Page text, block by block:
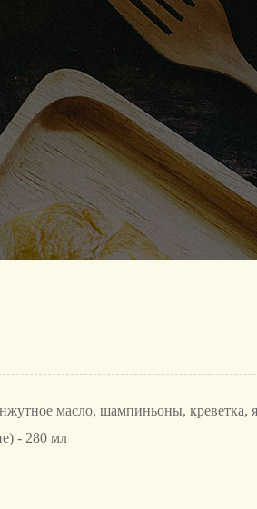
масло, шампиньоны, креветка,
- 280 мл